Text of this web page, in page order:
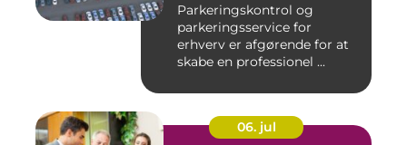
Parkeringskontrol og
parkeringsservice for
erhverv er afgørende for at
skabe en professionel ...
06. jul